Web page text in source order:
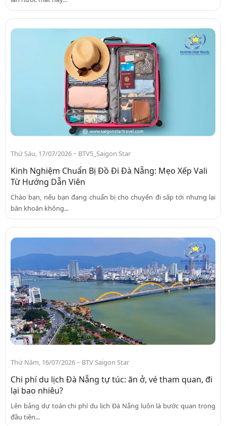
Thứ Sáu, 17/07/2026 - BTV5_Saigon Star
Kinh Nghiệm Chuẩn Bị Đồ Đi Đà Nẵng: Mẹo Xếp Vali
Từ Hướng Dẫn Viên
Chào bạn, nếu bạn đang chuẩn bị cho chuyến đi sắp tới nhưng lại
băn khoăn không...
Thứ Năm, 16/07/2026 - BTV Saigon Star
Chi phí du lịch Đà Nẵng tự túc: ăn ở, vé tham quan, đi
lại bao nhiêu?
Lên bảng dự toán chi phí du lịch Đà Nẵng luôn là bước quan trọng
đầu tiên...